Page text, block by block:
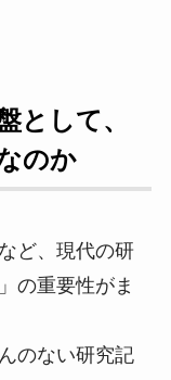
として、
のか
ど、現代の研
の重要性がま
のない研究記